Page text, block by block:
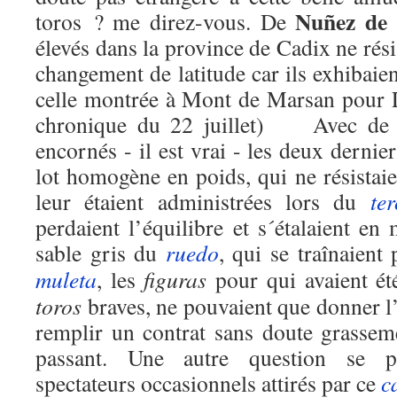
toros ? me direz-vous. DeNuñez
élevés dans la province de Cadix ne
changement de latitude car ils
celle montrée à Mont de Marsan
chronique du 22 juillet) Avec de
encornés - il est vrai - les deux
lot homogène en poids, qui ne
leur étaient administrées lors du
perdaient l’équilibre et s´étalaient en
sable gris du ruedo, qui se traînaient
muleta, les figuras pour qui avaient
toros braves, ne pouvaient que donner
remplir un contrat sans doute
passant. Une autre question se
spectateurs occasionnels attirés par ce